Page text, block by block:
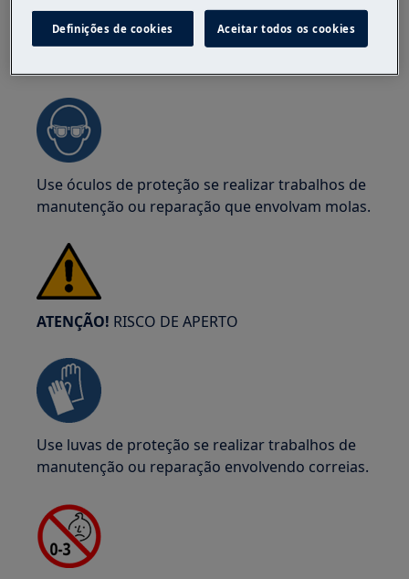
Use óculos de proteção se realizar trabalhos de
manutenção ou reparação que envolvam molas.
ATENÇÃO! RISCO DE APERTO
Use luvas de proteção se realizar trabalhos de
manutenção ou reparação envolvendo correias.
Definições de cookies Aceitar todos os cookies